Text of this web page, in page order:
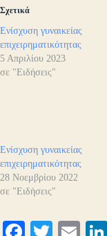
Σχετικά
Ενίσχυση γυναικείας
επιχειρηματικότητας
5 Απριλίου 2023
σε "Ειδήσεις"
Ενίσχυση γυναικείας
επιχειρηματικότητας
28 Νοεμβρίου 2022
σε "Ειδήσεις"